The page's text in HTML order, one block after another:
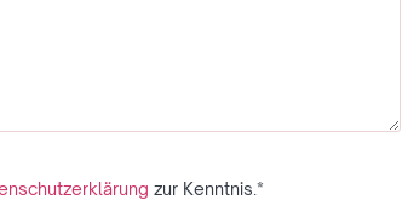
zur Kenntnis.*